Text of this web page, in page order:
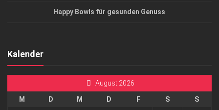
Happy Bowls für gesunden Genuss
Kalender
August 2026
M D M D F S S